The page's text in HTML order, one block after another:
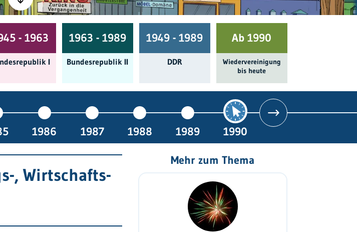
- 1963
I
1963 - 1989
Bundes­republik II
1949 - 1989
DDR
Ab 1990
Wieder­ver­einigung
bis heute
1986 1987 1988 1989 1990
, Wirtschafts-
Mehr zum Thema